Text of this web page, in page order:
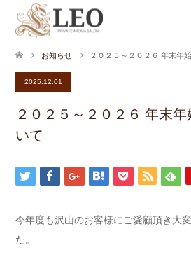
お知らせ ２０２５～２０２６ 年末年
2025.12.01
２０２５～２０２６ 年末
いて
今年度も沢山のお客様にご愛顧頂き大
た。